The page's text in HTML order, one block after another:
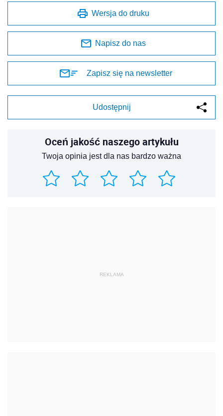
Wersja do druku
Napisz do nas
Zapisz się na newsletter
Udostępnij
Oceń jakość naszego artykułu
Twoja opinia jest dla nas bardzo ważna
REKLAMA